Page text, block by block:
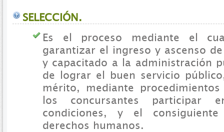
SELECCIÓN.
Es el proceso mediante el
garantizar el ingreso y ascenso
y capacitado a la administración
de lograr el buen servicio
mérito, mediante
los concursantes participar
condiciones, y el
derechos humanos.